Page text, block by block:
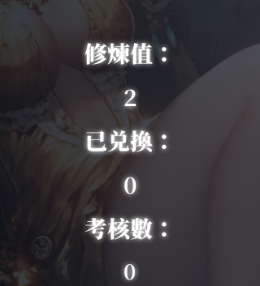
修煉值：
2
已兑換：
0
考核數：
0